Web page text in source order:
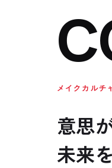
データから見る知見
メイクカルチ
意思
未来